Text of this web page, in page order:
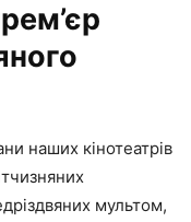
наших кінотеатрів
мультом,